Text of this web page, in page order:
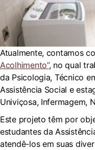
Atualmente, contamos
Acolhimento”, no qual
da Psicologia, Técnico
Assistência Social e
Univiçosa, Infermagem,
Este projeto têm por
estudantes da
atendê-los em suas